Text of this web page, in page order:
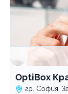
OptiBox
гр. София,